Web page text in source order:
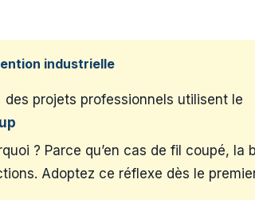
industrielle
des projets professionnels utilisent le
? Parce qu’en cas de fil coupé,
Adoptez ce réflexe dès le